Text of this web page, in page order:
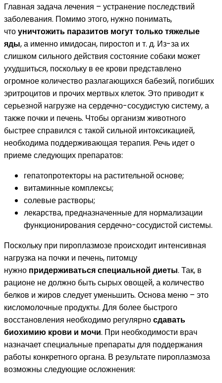
Главная задача лечения – устранение последствий
заболевания. Помимо этого, нужно понимать,
чтоуничтожить паразитов могут только тяжелые
яды, а именно имидосан, пиростоп и т. д. Из-за их
слишком сильного действия состояние собаки может
ухудшиться, поскольку в ее крови представлено
огромное количество разлагающихся бабезий, погибших
эритроцитов и прочих мертвых клеток. Это приводит к
серьезной нагрузке на сердечно-сосудистую систему, а
также почки и печень. Чтобы организм животного
быстрее справился с такой сильной интоксикацией,
необходима поддерживающая терапия. Речь идет о
приеме следующих препаратов:
гепатопротекторы на растительной основе;
витаминные комплексы;
солевые растворы;
лекарства, предназначенные для нормализации
функционирования сердечно-сосудистой системы.
Поскольку при пироплазмозе происходит интенсивная
нагрузка на почки и печень, питомцу
нужно придерживаться специальной диеты. Так, в
рационе не должно быть сырых овощей, а количество
белков и жиров следует уменьшить. Основа меню – это
кисломолочные продукты. Для более быстрого
восстановления необходимо регулярносдавать
биохимию крови и мочи. При необходимости врач
назначает специальные препараты для поддержания
работы конкретного органа. В результате пироплазмоза
возможны следующие осложнения: